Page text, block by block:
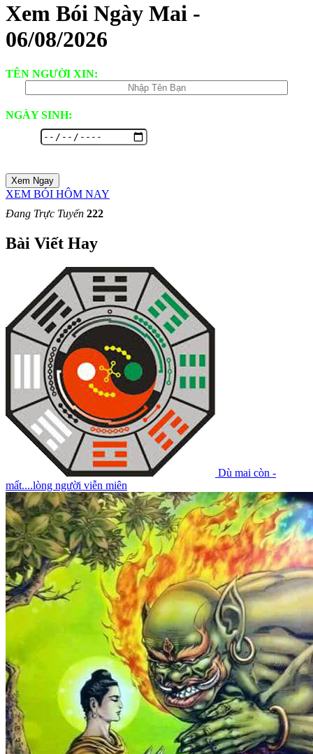
Xem Bói Ngày Mai -
06/08/2026
TÊN NGƯỜI XIN:
NGÀY SINH:
Xem Ngay
XEM BÓI HÔM NAY
Đang Trực Tuyến 222
Bài Viết Hay
Dù mai còn -
mất....lòng người viễn miên